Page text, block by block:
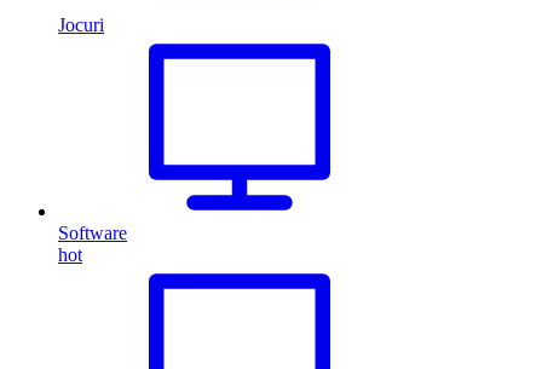
Jocuri
Software
hot